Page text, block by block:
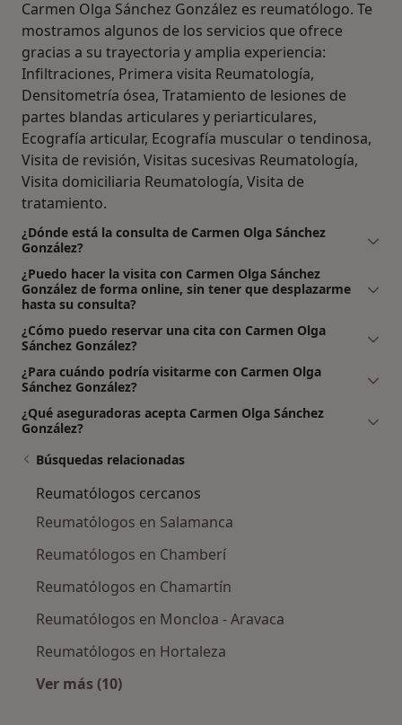
Carmen Olga Sánchez González es reumatólogo. Te
mostramos algunos de los servicios que ofrece
gracias a su trayectoria y amplia experiencia:
Infiltraciones, Primera visita Reumatología,
Densitometría ósea, Tratamiento de lesiones de
partes blandas articulares y periarticulares,
Ecografía articular, Ecografía muscular o tendinosa,
Visita de revisión, Visitas sucesivas Reumatología,
Visita domiciliaria Reumatología, Visita de
tratamiento.
¿Dónde está la consulta de Carmen Olga Sánchez
González?
¿Puedo hacer la visita con Carmen Olga Sánchez
González de forma online, sin tener que desplazarme
hasta su consulta?
¿Cómo puedo reservar una cita con Carmen Olga
Sánchez González?
¿Para cuándo podría visitarme con Carmen Olga
Sánchez González?
¿Qué aseguradoras acepta Carmen Olga Sánchez
González?
Búsquedas relacionadas
Reumatólogos cercanos
Reumatólogos en Salamanca
Reumatólogos en Chamberí
Reumatólogos en Chamartín
Reumatólogos en Moncloa - Aravaca
Reumatólogos en Hortaleza
Ver más (10)